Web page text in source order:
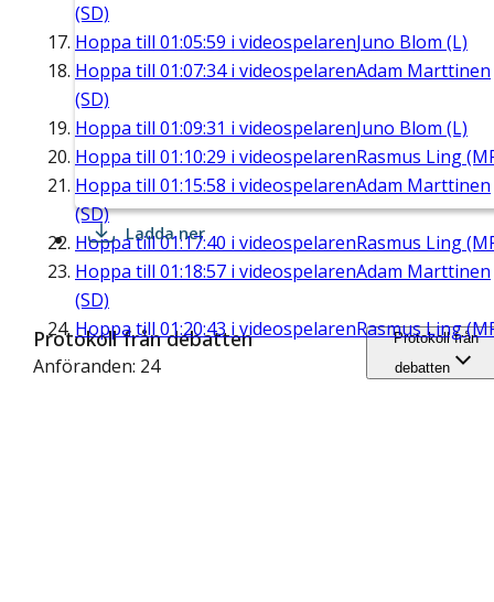
(SD)
Hoppa till 01:05:59 i videospelarenJuno Blom (L)
Hoppa till 01:07:34i videospelarenAdam Marttinen
(SD)
Hoppa till 01:09:31 i videospelarenJuno Blom (L)
Hoppa till 01:10:29 i videospelarenRasmus Ling
Hoppa till 01:15:58 i videospelarenAdam Marttinen
(SD)
Hoppa till01:17:40 i videospelarenRasmus Ling
Hoppa till 01:18:57 i videospelarenAdam Marttinen
(SD)
Hoppa till 01:20:43 i videospelarenRasmus Ling
Ladda ner
Protokoll från debatten
Anföranden: 24
Protokoll från
debatten